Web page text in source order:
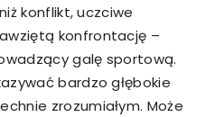
konflikt, uczciwe
konfrontację –
galę sportową.
bardzo głębokie
zrozumiałym. Może